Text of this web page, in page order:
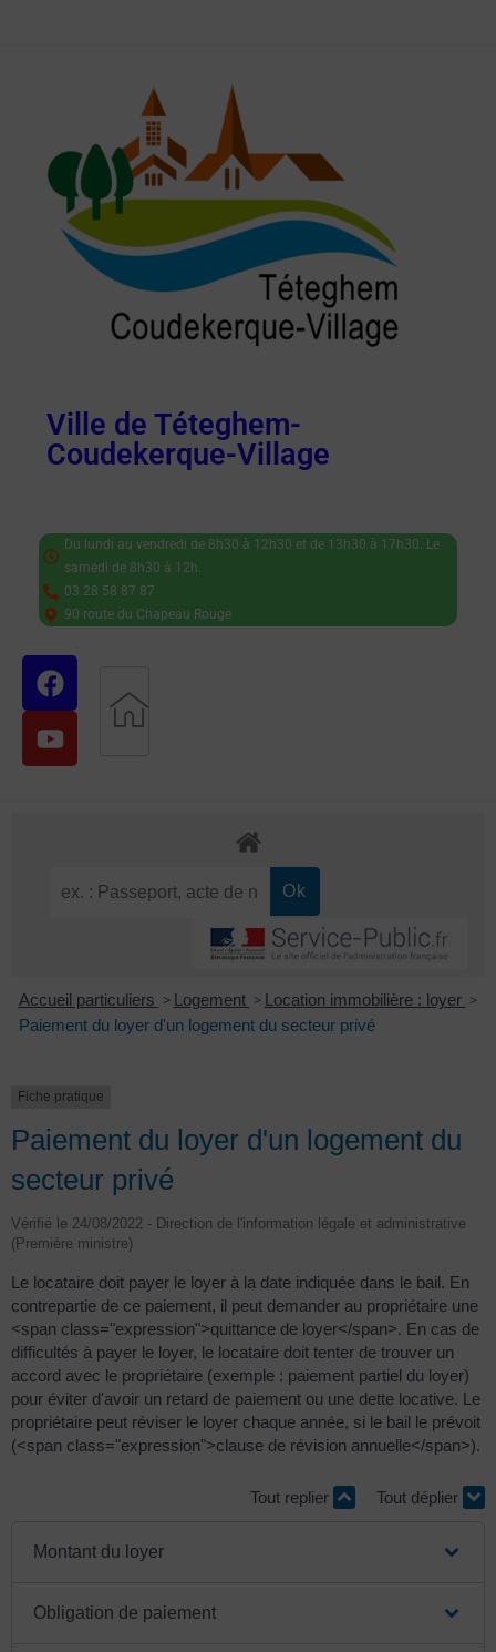
Ville de Téteghem-
Coudekerque-Village
Du lundi au vendredi de 8h30 à 12h30 et de 13h30 à 17h30. Le
samedi de 8h30 à 12h.
03 28 58 87 87
90 route du Chapeau Rouge
Accueil particuliers > Logement > Location immobilière : loyer >
Paiement du loyer d'un logement du secteur privé
Fiche pratique
Paiement du loyer d'un logement du
secteur privé
Vérifié le 24/08/2022 - Direction de l'information légale et administrative
(Première ministre)
Le locataire doit payer le loyer à la date indiquée dans le bail. En
contrepartie de ce paiement, il peut demander au propriétaire une
<span class="expression">quittance de loyer</span>. En cas de
difficultés à payer le loyer, le locataire doit tenter de trouver un
accord avec le propriétaire (exemple : paiement partiel du loyer)
pour éviter d'avoir un retard de paiement ou une dette locative. Le
propriétaire peut réviser le loyer chaque année, si le bail le prévoit
(<span class="expression">clause de révision annuelle</span>).
Tout replier Tout déplier
Montant du loyer
Obligation de paiement